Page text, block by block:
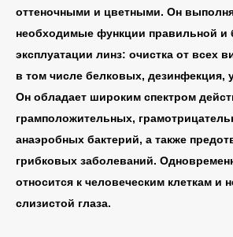
оттеночными и цветными. Он
необходимые функции правильной и
эксплуатации линз: очистка от всех
в том числе белковых, дезинфекция,
Он обладает широким спектром
грамположительных,
анаэробных бактерий, а также
грибковых заболеваний.
относится к человеческим клеткам и
слизистой глаза.